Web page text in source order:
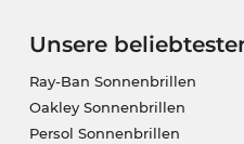
Unsere
Ray-Ban Sonnenbrillen
Oakley Sonnenbrillen
Persol Sonnenbrillen